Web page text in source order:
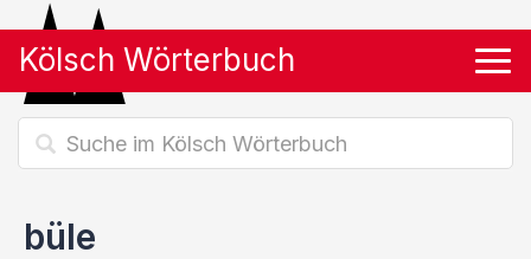
Kölsch Wörterbuch
büle